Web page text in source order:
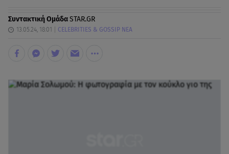
Συντακτική ΟμάδαSTAR.GR
13.05.24, 18:01 CELEBRITIES & GOSSIP ΝΕΑ